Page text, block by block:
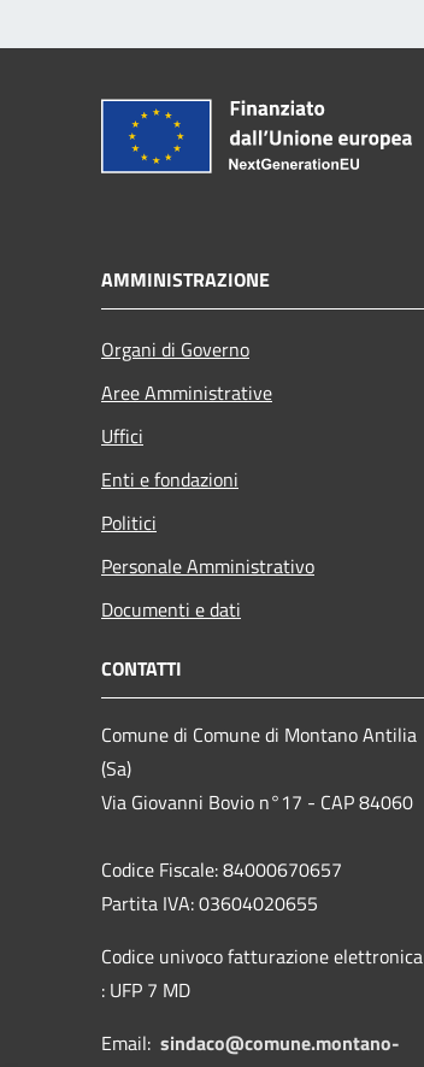
AMMINISTRAZIONE
Organi di Governo
Aree Amministrative
Uffici
Enti e fondazioni
Politici
Personale Amministrativo
Documenti e dati
CONTATTI
Comune di Comune di Montano Antilia
(Sa)
Via Giovanni Bovio n°17 - CAP 84060
Codice Fiscale: 84000670657
Partita IVA: 03604020655
Codice univoco fatturazione elettronica
: UFP 7 MD
Email: sindaco@comune.montano-